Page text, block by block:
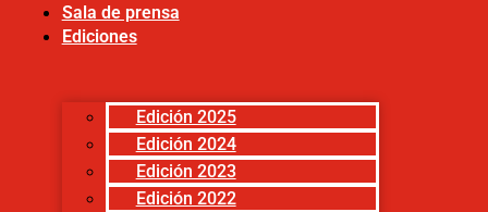
Sala de prensa
Ediciones
Edición 2025
Edición 2024
Edición 2023
Edición 2022